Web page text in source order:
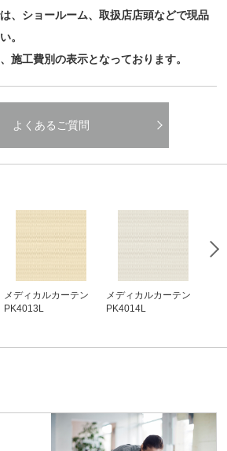
、ショールーム、取扱店店頭などで現品
。
施工費別の表示となっております。
よくあるご質問
メディカルカーテン
PK4013L
メディカルカーテン
PK4014L